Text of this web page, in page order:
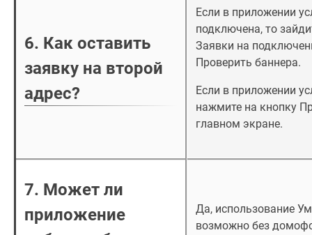
6. Как оставить
заявку на второй
адрес?
Если в приложении
подключена, то
Заявки на
Проверить баннера.
Если в приложении
нажмите на кнопку
главном экране.
7. Может ли
приложение
Да, использование
возможно без